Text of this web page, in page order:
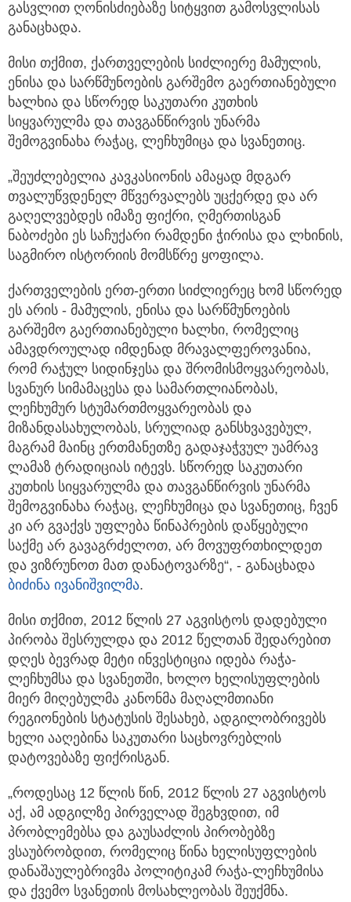
გასვლით ღონისძიებაზე სიტყვით გამოსვლისას
განაცხადა.
მისი თქმით, ქართველების სიძლიერე მამულის,
ენისა და სარწმუნოების გარშემო გაერთიანებული
ხალხია და სწორედ საკუთარი კუთხის
სიყვარულმა და თავგანწირვის უნარმა
შემოგვინახა რაჭაც, ლეჩხუმიცა და სვანეთიც.
„შეუძლებელია კავკასიონის ამაყად მდგარ
თვალუწვდენელ მწვერვალებს უცქერდე და არ
გაღელვებდეს იმაზე ფიქრი, ღმერთისგან
ნაბოძები ეს საჩუქარი რამდენი ჭირისა და ლხინის,
საგმირო ისტორიის მომსწრე ყოფილა.
ქართველების ერთ-ერთი სიძლიერეც ხომ სწორედ
ეს არის - მამულის, ენისა და სარწმუნოების
გარშემო გაერთიანებული ხალხი, რომელიც
ამავდროულად იმდენად მრავალფეროვანია,
რომ რაჭულ სიდინჯესა და შრომისმოყვარეობას,
სვანურ სიმამაცესა და სამართლიანობას,
ლეჩხუმურ სტუმართმოყვარეობას და
მიზანდასახულობას, სრულიად განსხვავებულ,
მაგრამ მაინც ერთმანეთზე გადაჯაჭვულ უამრავ
ლამაზ ტრადიციას იტევს. სწორედ საკუთარი
კუთხის სიყვარულმა და თავგანწირვის უნარმა
შემოგვინახა რაჭაც, ლეჩხუმიცა და სვანეთიც, ჩვენ
კი არ გვაქვს უფლება წინაპრების დაწყებული
საქმე არ გავაგრძელოთ, არ მოვუფრთხილდეთ
და ვიზრუნოთ მათ დანატოვარზე“, - განაცხადა
ბიძინა ივანიშვილმა.
მისი თქმით, 2012 წლის 27 აგვისტოს დადებული
პირობა შესრულდა და 2012 წელთან შედარებით
დღეს ბევრად მეტი ინვესტიცია იდება რაჭა-
ლეჩხუმსა და სვანეთში, ხოლო ხელისუფლების
მიერ მიღებულმა კანონმა მაღალმთიანი
რეგიონების სტატუსის შესახებ, ადგილობრივებს
ხელი ააღებინა საკუთარი საცხოვრებლის
დატოვებაზე ფიქრისგან.
„როდესაც 12 წლის წინ, 2012 წლის 27 აგვისტოს
აქ, ამ ადგილზე პირველად შეგხვდით, იმ
პრობლემებსა და გაუსაძლის პირობებზე
ვსაუბრობდით, რომელიც წინა ხელისუფლების
დანაშაულებრივმა პოლიტიკამ რაჭა-ლეჩხუმისა
და ქვემო სვანეთის მოსახლეობას შეუქმნა.